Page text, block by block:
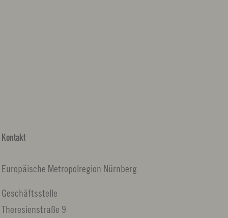
Kontakt
Europäische Metropolregion Nürnberg
Geschäftsstelle
Theresienstraße 9